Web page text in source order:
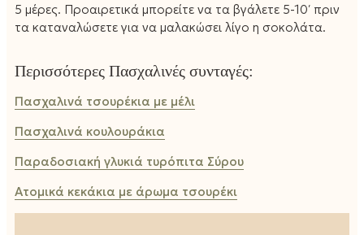
5 μέρες. Προαιρετικά μπορείτε να τα βγάλετε 5-10′ πριν
τα καταναλώσετε για να μαλακώσει λίγο η σοκολάτα.
Περισσότερες Πασχαλινές συνταγές:
Πασχαλινά τσουρέκια με μέλι
Πασχαλινά κουλουράκια
Παραδοσιακή γλυκιά τυρόπιτα Σύρου
Ατομικά κεκάκια με άρωμα τσουρέκι